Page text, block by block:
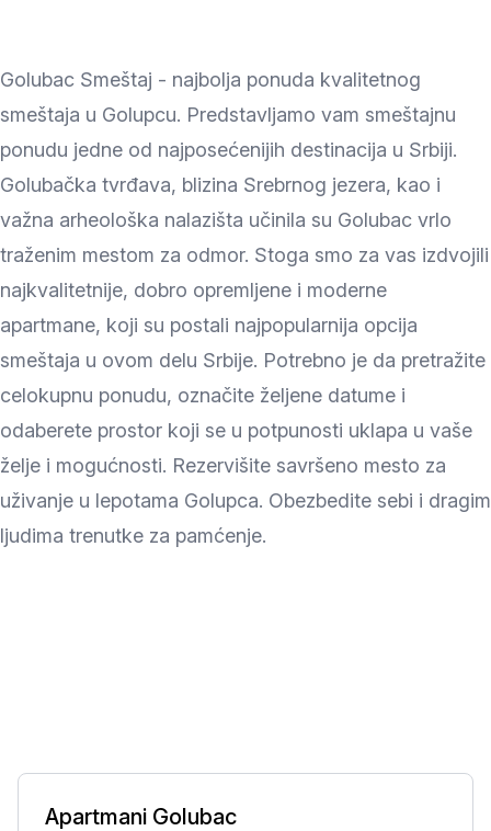
Golubac Smeštaj - najbolja ponuda kvalitetnog
smeštaja u Golupcu. Predstavljamo vam smeštajnu
ponudu jedne od najposećenijih destinacija u Srbiji.
Golubačka tvrđava, blizina Srebrnog jezera, kao i
važna arheološka nalazišta učinila su Golubac vrlo
traženim mestom za odmor. Stoga smo za vas izdvojili
najkvalitetnije, dobro opremljene i moderne
apartmane, koji su postali najpopularnija opcija
smeštaja u ovom delu Srbije. Potrebno je da pretražite
celokupnu ponudu, označite željene datume i
odaberete prostor koji se u potpunosti uklapa u vaše
želje i mogućnosti. Rezervišite savršeno mesto za
uživanje u lepotama Golupca. Obezbedite sebi i dragim
ljudima trenutke za pamćenje.
Apartmani Golubac